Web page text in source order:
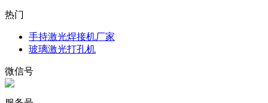
热门
手持激光焊接机厂家
玻璃激光打孔机
微信号